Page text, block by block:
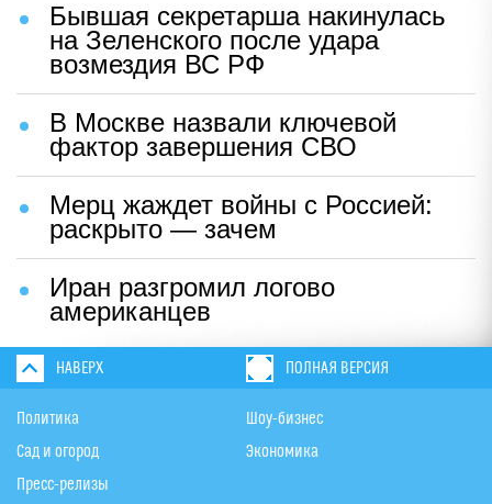
Бывшая секретарша накинулась
на Зеленского после удара
возмездия ВС РФ
В Москве назвали ключевой
фактор завершения СВО
Мерц жаждет войны с Россией:
раскрыто — зачем
Иран разгромил логово
американцев
НАВЕРХ ПОЛНАЯ ВЕРСИЯ
Политика
Сад и огород
Пресс-релизы
Шоу-бизнес
Экономика